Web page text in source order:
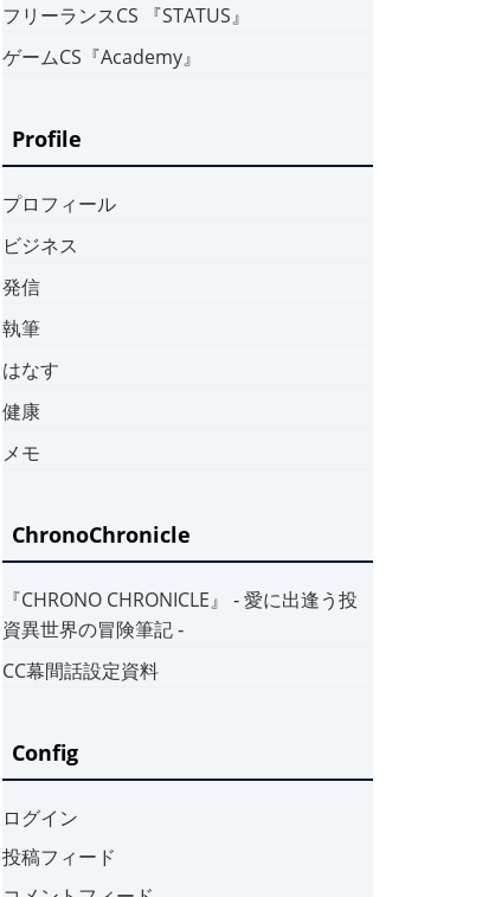
フリーランスCS 『STATUS』
ゲームCS『Academy』
Profile
プロフィール
ビジネス
発信
執筆
はなす
健康
メモ
ChronoChronicle
『CHRONO CHRONICLE』 ‐ 愛に出逢う投
資異世界の冒険筆記 ‐
CC幕間話設定資料
Config
ログイン
投稿フィード